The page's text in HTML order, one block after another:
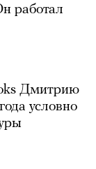
работал
Дмитрию
условно